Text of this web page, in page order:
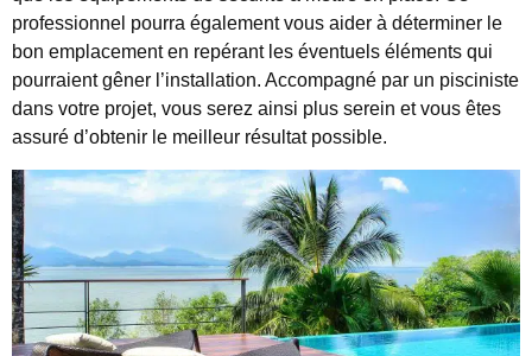
professionnel pourra également vous aider à déterminer le
bon emplacement en repérant les éventuels éléments qui
pourraient gêner l’installation. Accompagné par un pisciniste
dans votre projet, vous serez ainsi plus serein et vous êtes
assuré d’obtenir le meilleur résultat possible.